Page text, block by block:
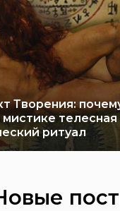
Творения:
ритуал